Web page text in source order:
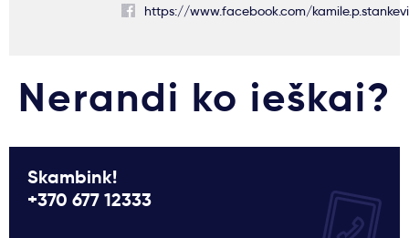
https://www.facebook.com/
Nerandi ko ieškai?
Skambink!
+370 677 12333